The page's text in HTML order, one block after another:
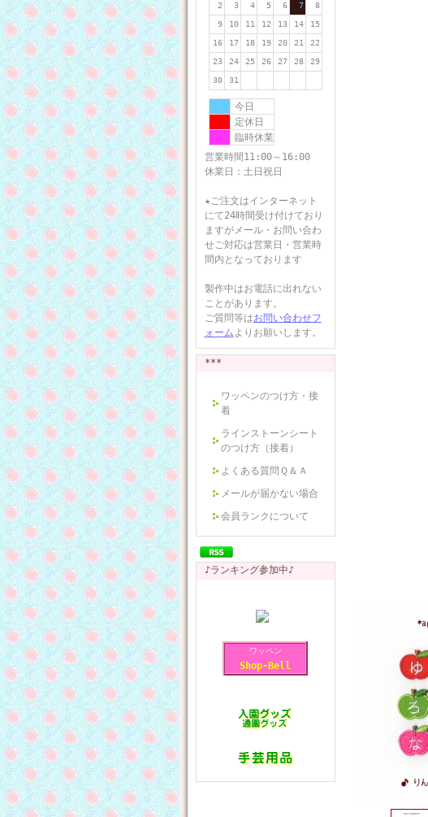
2 3 4 5 6 7 8
9 10 11 12 13 14 15
16 17 18 19 20 21 22
23 24 25 26 27 28 29
30 31
今日
定休日
臨時休業
営業時間11:00～16:00
休業日：土日祝日
★ご注文はインターネット
にて24時間受け付けており
ますがメール・お問い合わ
せご対応は営業日・営業時
間内となっております
製作中はお電話に出れない
ことがあります。
ご質問等はお問い合わせフ
ォームよりお願いします。
***
ワッペンのつけ方・接
着
ラインストーンシート
のつけ方（接着）
よくある質問Ｑ＆Ａ
メールが届かない場合
会員ランクについて
♪ランキング参加中♪
ワッペン
Shop-Bell